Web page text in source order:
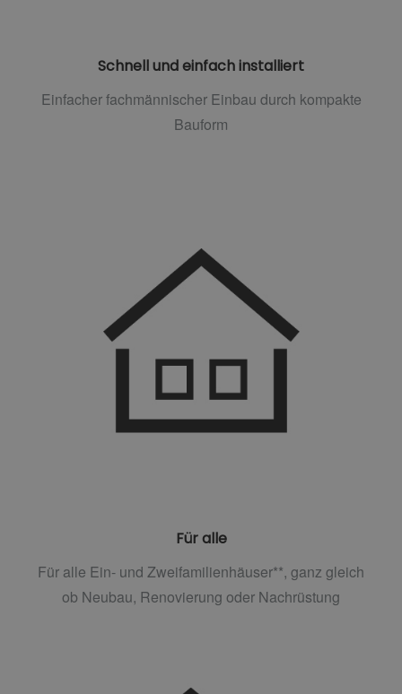
Schnell und einfach installiert
Einfacher fachmännischer Einbau durch kompakte
Bauform
Für alle
Für alle Ein- und Zweifamilienhäuser**, ganz gleich
ob Neubau, Renovierung oder Nachrüstung